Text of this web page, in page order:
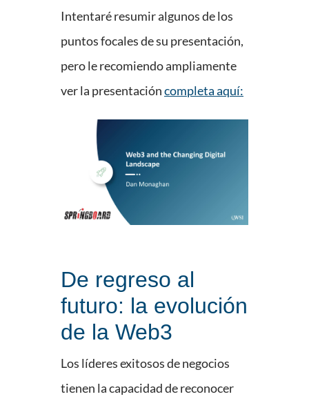
Intentaré resumir algunos de los
puntos focales de su presentación,
pero le recomiendo ampliamente
ver la presentacióncompleta aquí:
De regreso al
futuro: la evolución
de la Web3
Los líderes exitosos de negocios
tienen la capacidad de reconocer